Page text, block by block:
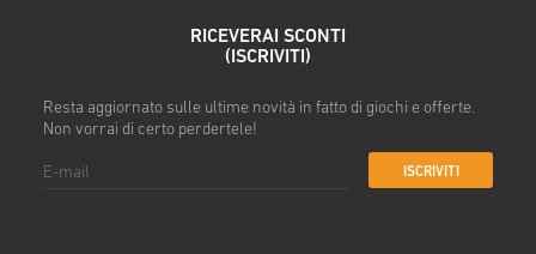
RICEVERAI SCONTI
(ISCRIVITI)
Resta aggiornato sulle ultime novità in fatto di giochi e offerte.
Non vorrai di certo perdertele!
ISCRIVITI